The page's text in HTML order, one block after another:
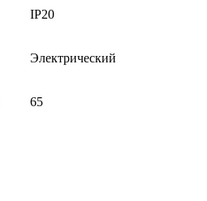
IP20
Электрический
65